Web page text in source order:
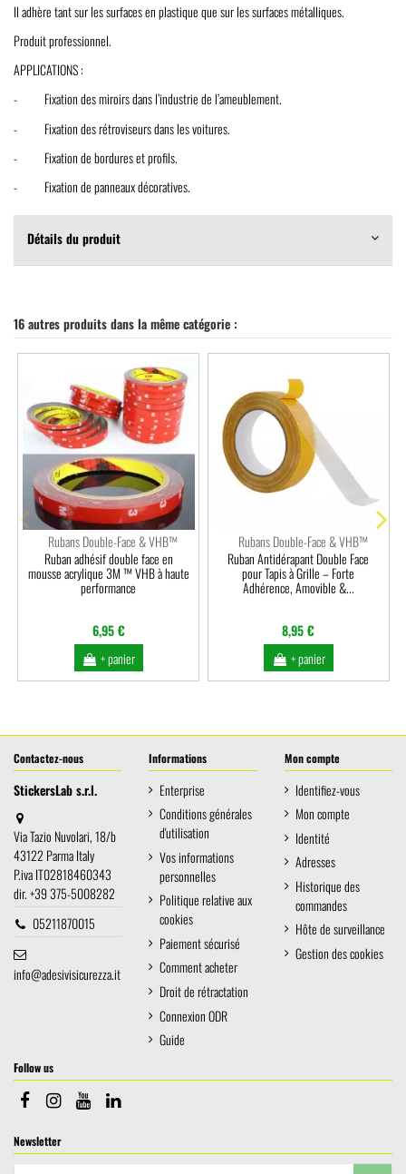
Il adhère tant sur les surfaces en plastique que sur les surfaces métalliques.
Produit professionnel.
APPLICATIONS :
- Fixation des miroirs dans l’industrie de l’ameublement.
- Fixation des rétroviseurs dans les voitures.
- Fixation de bordures et profils.
- Fixation de panneaux décoratives.
Détails du produit
16 autres produits dans la même catégorie :
Rubans Double-Face & VHB™
Ruban adhésif double face en
mousse acrylique 3M ™ VHB à haute
performance
6,95 €
+ panier
Rubans Double-Face & VHB™
Ruban Antidérapant Double Face
pour Tapis à Grille – Forte
Adhérence, Amovible &...
8,95 €
+ panier
Contactez-nous
StickersLab s.r.l.
Via Tazio Nuvolari, 18/b
43122 Parma Italy
P.iva IT02818460343
dir. +39 375-5008282
05211870015
info@adesivisicurezza.it
Informations
Enterprise
Conditions générales
d'utilisation
Vos informations
personnelles
Politique relative aux
cookies
Paiement sécurisé
Comment acheter
Droit de rétractation
Connexion ODR
Guide
Mon compte
Identifiez-vous
Mon compte
Identité
Adresses
Historique des
commandes
Hôte de surveillance
Gestion des cookies
Follow us
Newsletter